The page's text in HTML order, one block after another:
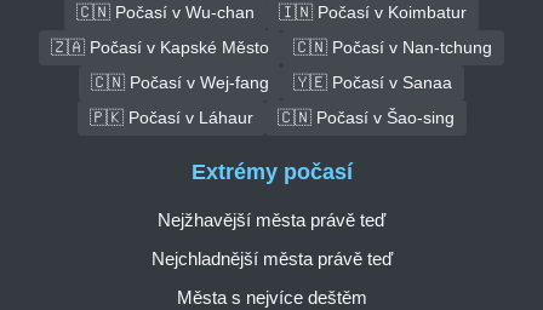
🇨🇳 Počasí v Wu-chan
🇮🇳 Počasí v Koimbatur
🇿🇦 Počasí v Kapské Město
🇨🇳 Počasí v Nan-tchung
🇨🇳 Počasí v Wej-fang
🇾🇪 Počasí v Sanaa
🇵🇰 Počasí v Láhaur
🇨🇳 Počasí v Šao-sing
Extrémy počasí
Nejžhavější města právě teď
Nejchladnější města právě teď
Města s nejvíce deštěm